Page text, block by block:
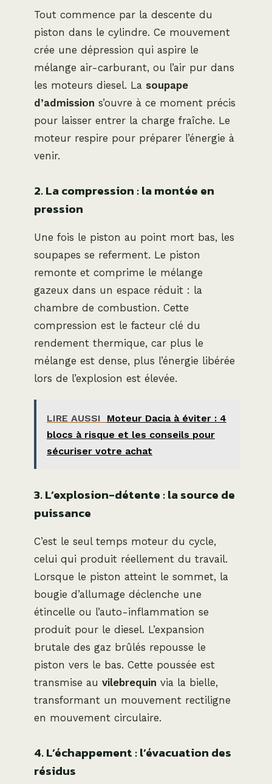
Tout commence par la descente du
piston dans le cylindre. Ce mouvement
crée une dépression qui aspire le
mélange air-carburant, ou l’air pur dans
les moteurs diesel. La soupape
d’admission s’ouvre à ce moment précis
pour laisser entrer la charge fraîche. Le
moteur respire pour préparer l’énergie à
venir.
2. La compression : la montée en
pression
Une fois le piston au point mort bas, les
soupapes se referment. Le piston
remonte et comprime le mélange
gazeux dans un espace réduit : la
chambre de combustion. Cette
compression est le facteur clé du
rendement thermique, car plus le
mélange est dense, plus l’énergie libérée
lors de l’explosion est élevée.
LIRE AUSSI
Moteur Dacia à éviter : 4
blocs à risque et les conseils pour
sécuriser votre achat
3. L’explosion-détente : la source de
puissance
C’est le seul temps moteur du cycle,
celui qui produit réellement du travail.
Lorsque le piston atteint le sommet, la
bougie d’allumage déclenche une
étincelle ou l’auto-inflammation se
produit pour le diesel. L’expansion
brutale des gaz brûlés repousse le
piston vers le bas. Cette poussée est
transmise au vilebrequin via la bielle,
transformant un mouvement rectiligne
en mouvement circulaire.
4. L’échappement : l’évacuation des
résidus